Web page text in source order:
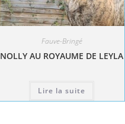
Fauve-Bringé
NOLLY AU ROYAUME DE LEYLA
Lire la suite